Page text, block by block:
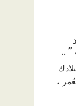
..
،